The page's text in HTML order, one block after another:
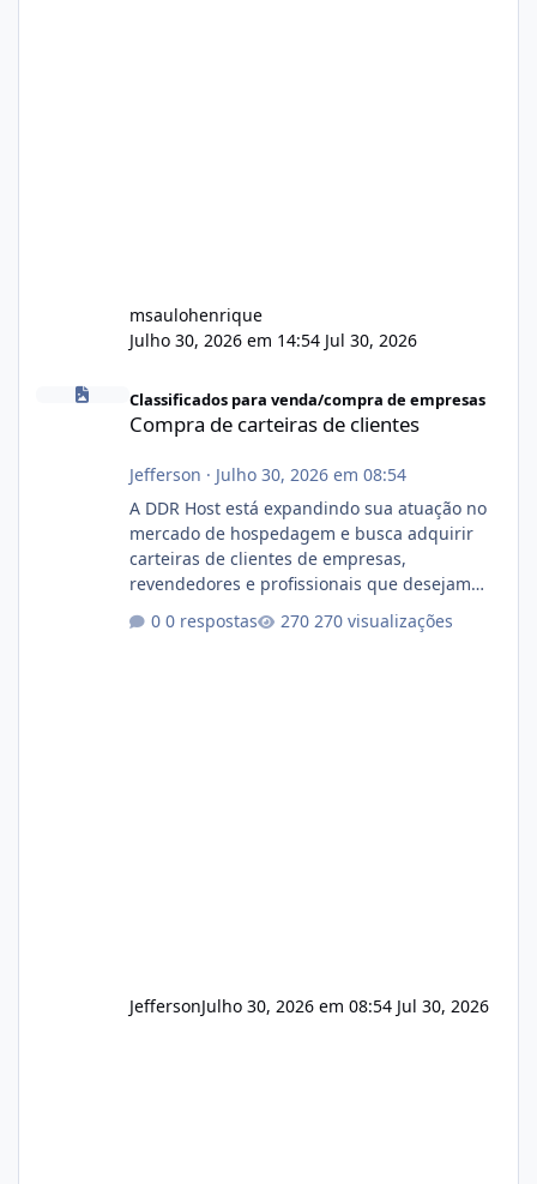
msaulohenrique
Julho 30, 2026 em 14:54 Jul 30, 2026
Compra de carteiras de clientes
Classificados para venda/compra de empresas
Compra de carteiras de clientes
Jefferson · Julho 30, 2026 em 08:54
A DDR Host está expandindo sua atuação no
mercado de hospedagem e busca adquirir
carteiras de clientes de empresas,
revendedores e profissionais que desejam
encerrar suas atividades ou reduzir sua
operação. Se você possui clientes ativos de
0 respostas 270 visualizações
JeffersonJulho 30, 2026 em 08:54 Jul 30, 2026